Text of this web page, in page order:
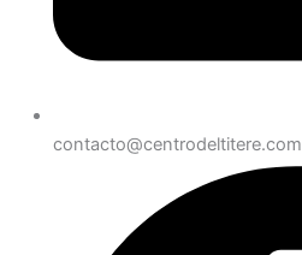
contacto@centrodeltitere.com